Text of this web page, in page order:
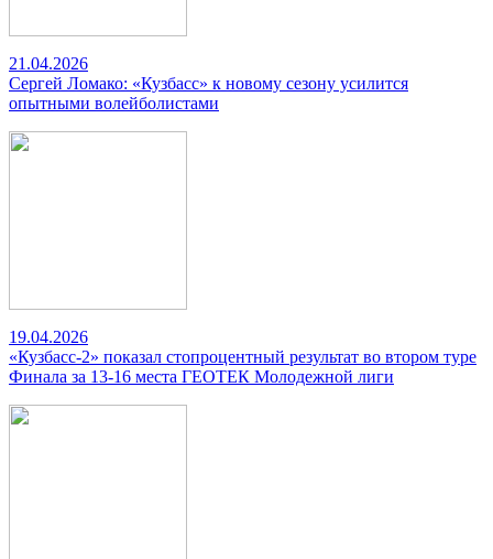
21.04.2026
Сергей Ломако: «Кузбасс» к новому сезону усилится
опытными волейболистами
19.04.2026
«Кузбасс-2» показал стопроцентный результат во втором туре
Финала за 13-16 места ГЕОТЕК Молодежной лиги